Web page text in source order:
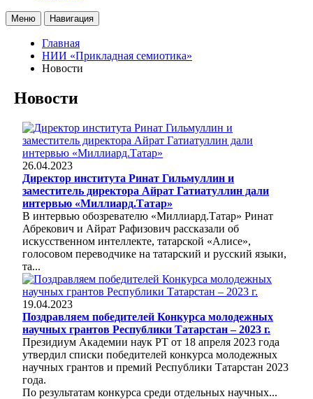
Меню Навигация
Главная
НИИ «Прикладная семиотика»
Новости
Новости
26.04.2023
Директор института Ринат Гильмуллин и
заместитель директора Айрат Гатиатуллин дали
интервью «Миллиард.Татар»
В интервью обозревателю «Миллиард.Татар» Ринат
Абрекович и Айрат Рафизович рассказали об
искусственном интеллекте, татарской «Алисе»,
голосовом переводчике на татарский и русский языки,
та...
19.04.2023
Поздравляем победителей Конкурса молодежных
научных грантов Республики Татарстан – 2023 г.
Президиум Академии наук РТ от 18 апреля 2023 года
утвердил списки победителей конкурса молодежных
научных грантов и премий Республики Татарстан 2023
года.
По результатам конкурса среди отдельных научных...